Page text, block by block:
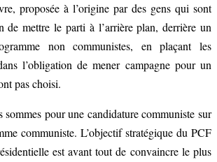
proposée à l’origine par des gens qui sont
de mettre le parti à l’arrière plan, derrière un
non communistes, en plaçant les
l’obligation de mener campagne pour un
pas choisi.
sommes pour une candidature communiste sur
communiste. L’objectif stratégique du PCF
est avant tout de convaincre le plus